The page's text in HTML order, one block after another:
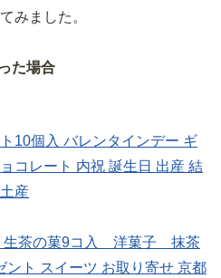
みました。
た場合
10個入 バレンタインデー ギ
コレート 内祝 誕生日 出産 結
産
生茶の菓9コ入 洋菓子 抹茶
ント スイーツ お取り寄せ 京都